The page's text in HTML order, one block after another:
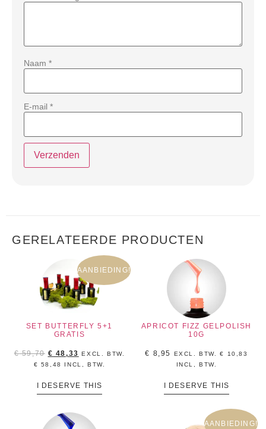
Naam *
E-mail *
GERELATEERDE PRODUCTEN
AANBIEDING!
SET BUTTERFLY 5+1
GRATIS
€59,70 € 48,33
EXCL. BTW.
€ 58,48 INCL, BTW.
I DESERVE THIS
APRICOT FIZZ GELPOLISH
10G
€ 8,95 EXCL. BTW.€
10,83
INCL, BTW.
I DESERVE THIS
AANBIEDING!